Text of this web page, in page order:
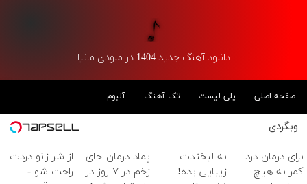
دانلود آهنگ جدید 1404 در ملودی مانیا
صفحه اصلی پلی لیست تک آهنگ آلبوم
وبگردی
برای درمان درد
کمر به هیچ
به لبخندت
زیبایی بده!
پماد درمان جای
زخم در ۷ روز در
از شر زانو دردت
راحت شو -